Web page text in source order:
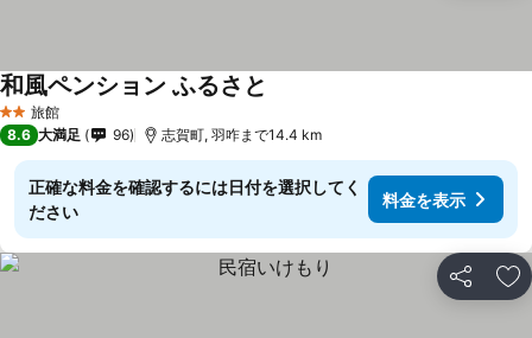
2 ホテルのランク
旅館
和風ペンション ふるさと
8.6 大満足 96 志賀町, 羽咋まで14.4 km
正確な料金を確認するには日付を選択してく
ださい
料金を表示
シェア お